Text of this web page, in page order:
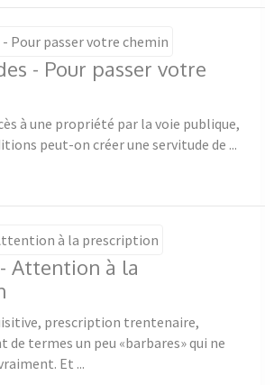
- Pour passer votre
à une propriété par la voie publique,
peut-on créer une servitude de ...
Attention à la
prescription trentenaire,
de termes un peu «barbares» qui ne
Et ...